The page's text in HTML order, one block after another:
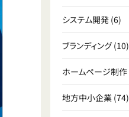
システム開発 (6)
ブランディング(10)
ホームページ制作
地方中小企業 (74)